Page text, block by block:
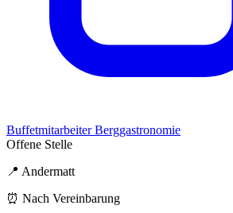
Buffetmitarbeiter Berggastronomie
Offene Stelle
📍 Andermatt
⏰ Nach Vereinbarung